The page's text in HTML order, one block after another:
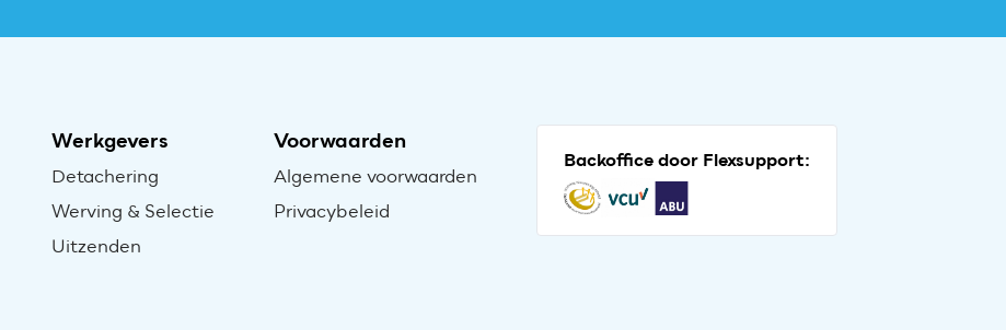
Werkgevers
Detachering
Werving & Selectie
Uitzenden
Voorwaarden
Algemene voorwaarden
Privacybeleid
Backoffice door Flexsupport: